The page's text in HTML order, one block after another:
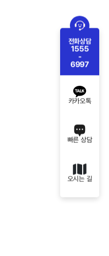
전화상담
1555
-
6997
카카오톡
빠른 상담
오시는 길